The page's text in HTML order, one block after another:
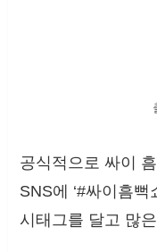
공식적으로 싸이
SNS에 ‘#싸이흠뻑
시태그를 달고 많